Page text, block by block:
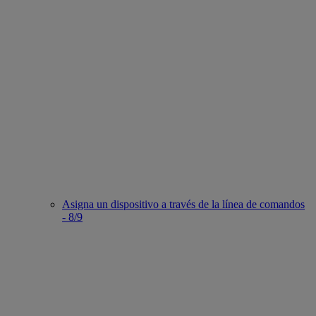
Asigna un dispositivo a través de la línea de comandos
- 8/9